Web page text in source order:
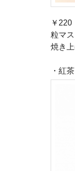
￥220
粒マ
焼き上
・紅